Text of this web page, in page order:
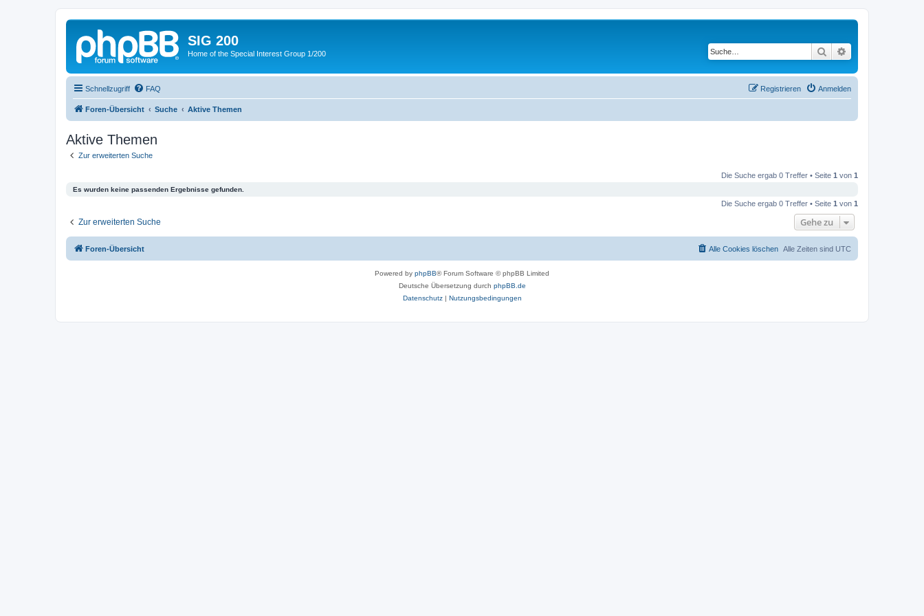
SIG 200
Home of the Special Interest Group 1/200 Suche
Schnellzugriff FAQ Anmelden
Registrieren
Foren-Übersicht Suche Aktive Themen
Aktive Themen
Zur erweiterten Suche
Die Suche ergab 0 Treffer • Seite 1 von 1
Es wurden keine passenden Ergebnisse gefunden.
Die Suche ergab 0 Treffer • Seite 1 von 1
Zur erweiterten Suche Gehe zu
Foren-Übersicht Alle Zeiten sind UTC
Alle Cookies löschen
Powered by phpBB® Forum Software © phpBB Limited
Deutsche Übersetzung durch phpBB.de
Datenschutz| Nutzungsbedingungen